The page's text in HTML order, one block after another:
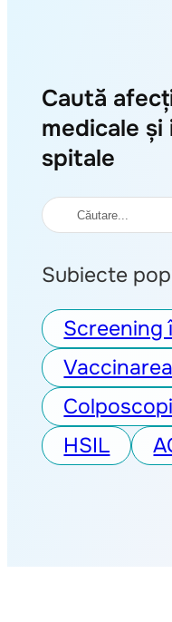
Caută
medicale
spitale
Caută
Subiecte
Screening
HSIL